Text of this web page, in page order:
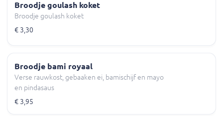
Broodje goulash koket
Broodje goulash koket
€ 3,30
Broodje bami royaal
Verse rauwkost, gebaaken ei, bamischijf en mayo
en pindasaus
€ 3,95